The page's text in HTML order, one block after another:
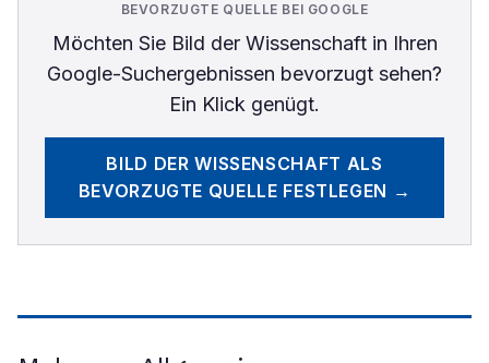
BEVORZUGTE QUELLE BEI GOOGLE
Möchten Sie Bild der Wissenschaftin Ihren
Google-Suchergebnissen bevorzugt sehen?
Ein Klick genügt.
BILD DER WISSENSCHAFT ALS
BEVORZUGTE QUELLE FESTLEGEN →